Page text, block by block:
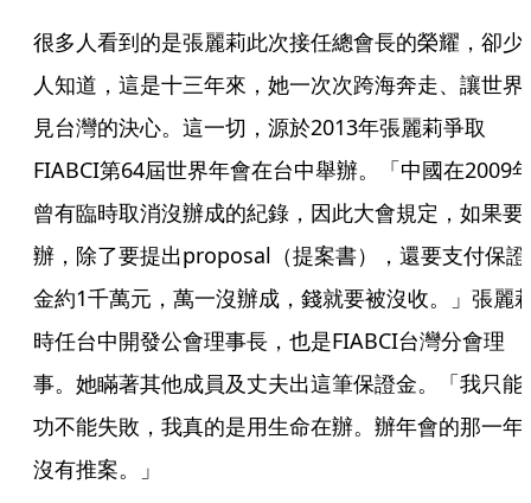
很多人看到的是張麗莉此次接任總會長的榮耀，卻少
人知道，這是十三年來，她一次次跨海奔走、讓世界
見台灣的決心。這一切，源於2013年張麗莉爭取
FIABCI第64屆世界年會在台中舉辦。「中國在2009
曾有臨時取消沒辦成的紀錄，因此大會規定，如果要
辦，除了要提出proposal（提案書），還要支付保證
金約1千萬元，萬一沒辦成，錢就要被沒收。」張麗
時任台中開發公會理事長，也是FIABCI台灣分會理
事。她瞞著其他成員及丈夫出這筆保證金。「我只能
功不能失敗，我真的是用生命在辦。辦年會的那一年
沒有推案。」